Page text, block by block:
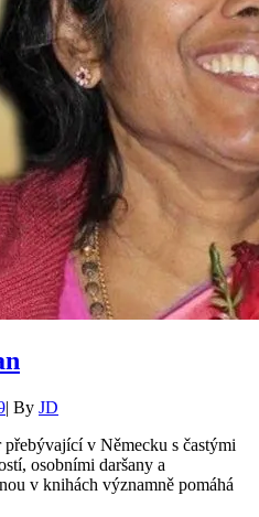
| By Byline
JD
v Německu s častými
osobními daršany a
v knihách významně pomáhá